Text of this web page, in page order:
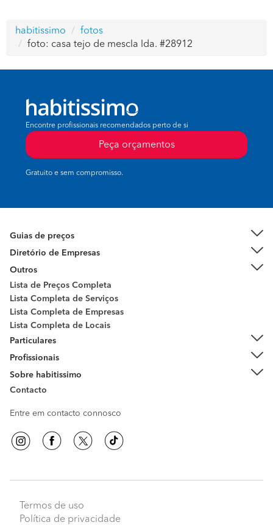
habitissimo
fotos
foto: casa tejo de mescla lda. #28912
Encontre profissionais recomendados perto de si
Peça orçamentos
Gratuito e sem compromisso.
Guias de preços
Diretório de Empresas
Outros
Lista de Preços Completa
Lista Completa de Serviços
Lista Completa de Empresas
Lista Completa de Locais
Particulares
Profissionais
Sobre habitissimo
Contacto
Entre em contacto connosco
Termos de uso
Política de privacidade